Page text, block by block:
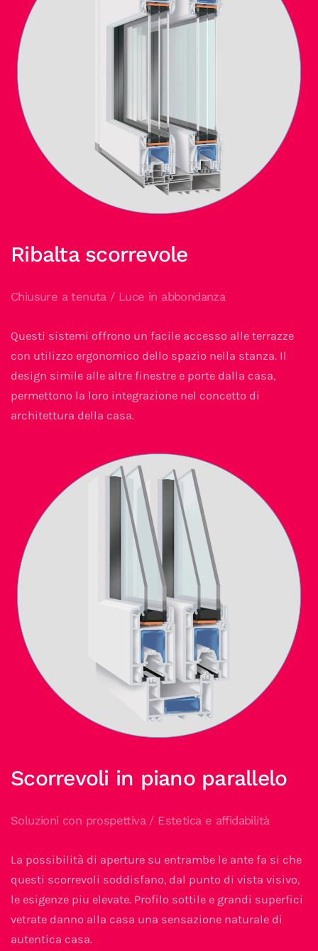
Ribalta scorrevole
Chiusure a tenuta / Luce in abbondanza
Questi sistemi offrono un facile accesso alle terrazze
con utilizzo ergonomico dello spazio nella stanza. Il
design simile alle altre finestre e porte dalla casa,
permettono la loro integrazione nel concetto di
architettura della casa.
Scorrevoli in piano parallelo
Soluzioni con prospettiva / Estetica e affidabilità
La possibilità di aperture su entrambe le ante fa si che
questi scorrevoli soddisfano, dal punto di vista visivo,
le esigenze piu elevate. Profilo sottile e grandi superfici
vetrate danno alla casa una sensazione naturale di
autentica casa.